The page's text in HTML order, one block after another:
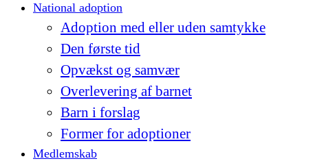
National adoption
Adoption med eller uden samtykke
Den første tid
Opvækst og samvær
Overlevering af barnet
Barn i forslag
Former for adoptioner
Medlemskab